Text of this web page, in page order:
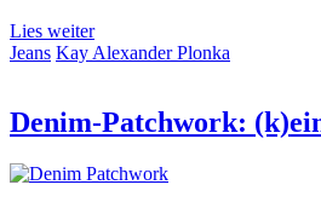
Lies weiter
Jeans Kay Alexander Plonka
Denim-Patchwork: